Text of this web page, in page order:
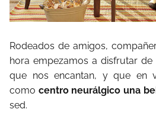
Rodeados de amigos,
hora empezamos a disfrutar
que nos encantan, y que en
como centro neurálgico una
sed.